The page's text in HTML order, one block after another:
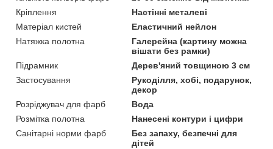
Кріплення
Настінні металеві
Матеріал кистей
Еластичний нейлон
Натяжка полотна
Галерейна (картину можна
вішати без рамки)
Підрамник
Дерев'яний товщиною 3 см
Застосування
Рукоділля, хобі, подарунок,
декор
Розріджувач для фарб
Вода
Розмітка полотна
Нанесені контури і цифри
Санітарні норми фарб
Без запаху, безпечні для
дітей